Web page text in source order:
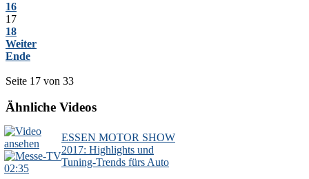
16
17
18
Weiter
Ende
Seite 17 von 33
Ähnliche Videos
02:35
ESSEN MOTOR SHOW
2017: Highlights und
Tuning-Trends fürs Auto